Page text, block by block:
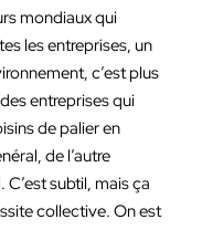
mondiaux qui
les entreprises, un
c’est plus
entreprises qui
de palier en
de l’autre
subtil, mais ça
collective. On est